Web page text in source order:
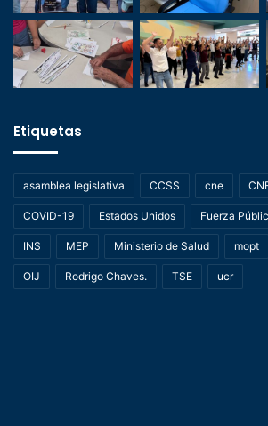
Etiquetas
asamblea legislativa CCSS cne
COVID-19 Estados Unidos Fuerza
INS MEP Ministerio de Salud mopt
OIJ Rodrigo Chaves. TSE ucr